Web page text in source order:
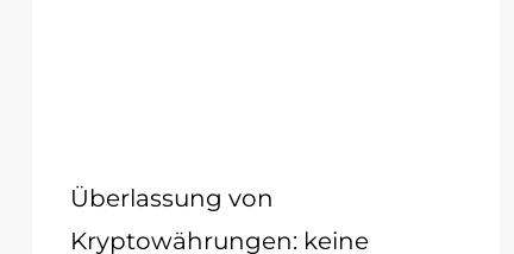
Überlassung von
Kryptowährungen: keine